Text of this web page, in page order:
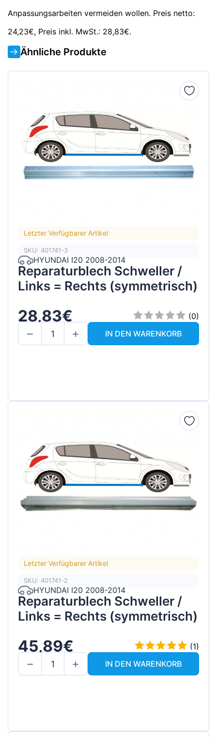
Anpassungsarbeiten vermeiden wollen. Preis netto:
24,23€, Preis inkl. MwSt.: 28,83€.
Ähnliche Produkte
Letzter Verfügbarer Artikel
SKU: 401741-3
HYUNDAI I20 2008-2014
Reparaturblech Schweller /
Links = Rechts (symmetrisch)
28,83€
(0)
IN DEN WARENKORB
Letzter Verfügbarer Artikel
SKU: 401741-2
HYUNDAI I20 2008-2014
Reparaturblech Schweller /
Links = Rechts (symmetrisch)
45,89€
(1)
IN DEN WARENKORB